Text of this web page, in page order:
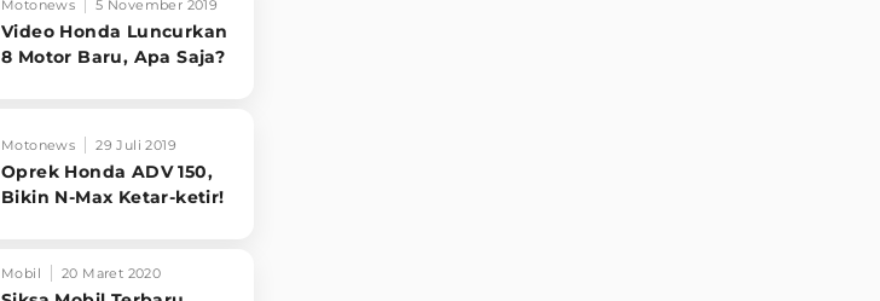
Motonews 5 November 2019
Video Honda Luncurkan
8 Motor Baru, Apa Saja?
Motonews 29 Juli 2019
Oprek Honda ADV 150,
Bikin N-Max Ketar-ketir!
Mobil 20 Maret 2020